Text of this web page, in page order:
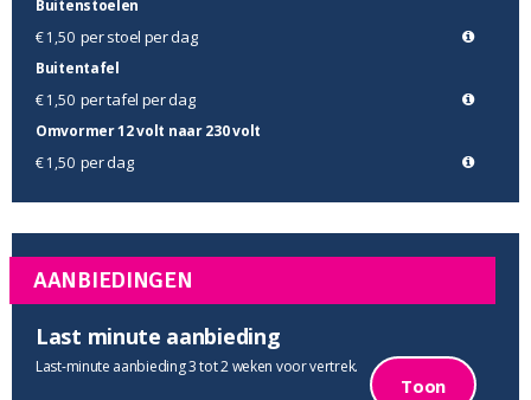
Buitenstoelen
€ 1,50 per stoel per dag
Buitentafel
€ 1,50 per tafel per dag
Omvormer 12 volt naar 230 volt
€ 1,50 per dag
AANBIEDINGEN
Last minute aanbieding
Last-minute aanbieding 3 tot 2 weken voor vertrek.
Toon